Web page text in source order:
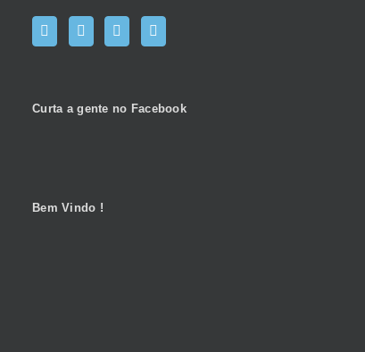
Curta a gente no Facebook
Bem Vindo !